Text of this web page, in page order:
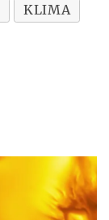
KLIMA